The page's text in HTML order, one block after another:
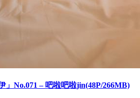
」No.071 – 吧啦吧啦jin(48P/266MB)